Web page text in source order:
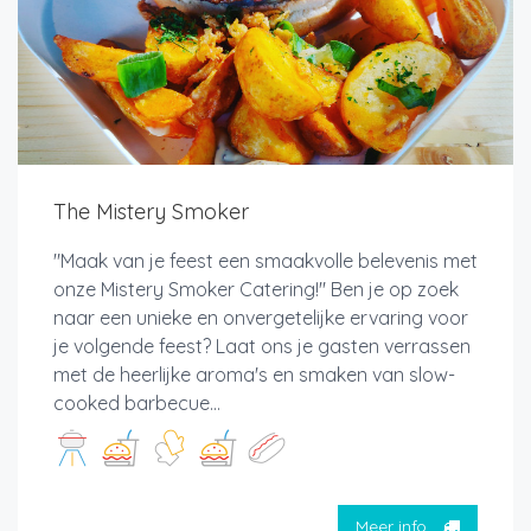
The Mistery Smoker
"Maak van je feest een smaakvolle belevenis met
onze Mistery Smoker Catering!" Ben je op zoek
naar een unieke en onvergetelijke ervaring voor
je volgende feest? Laat ons je gasten verrassen
met de heerlijke aroma's en smaken van slow-
cooked barbecue...
Meer info